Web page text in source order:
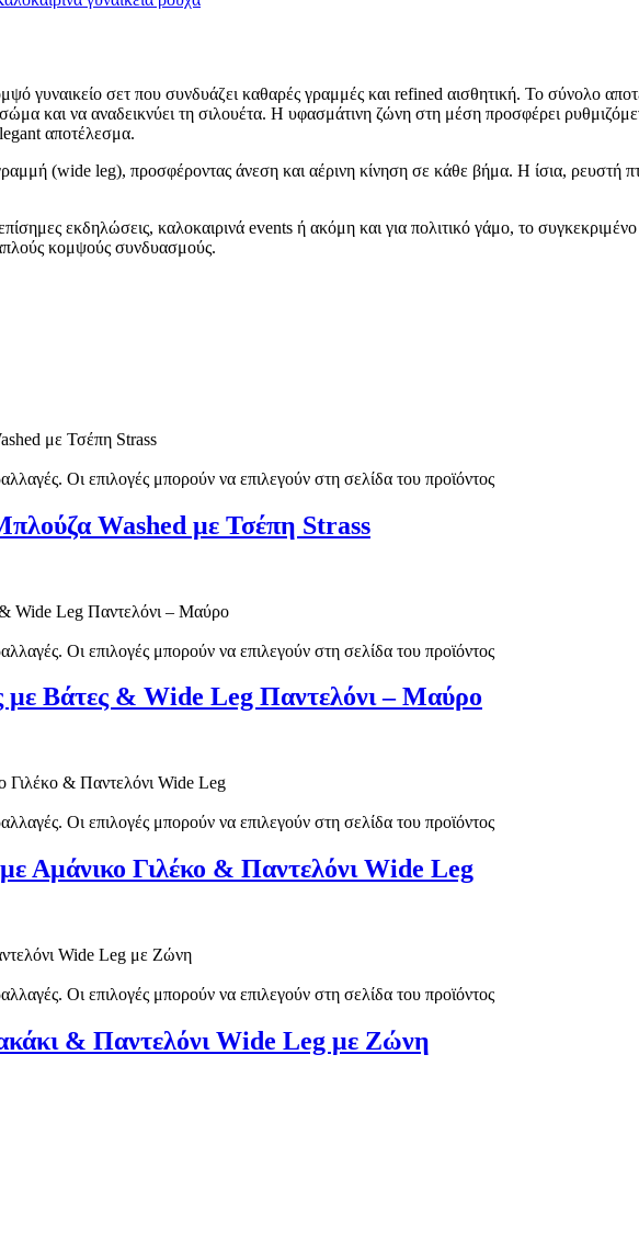
γυναικείο σετ που συνδυάζει καθαρές γραμμές και refined αισθητική. Το σύνολο
σώμα και να αναδεικνύει τη σιλουέτα. Η υφασμάτινη ζώνη στη μέση προσφέρει
αποτέλεσμα.
(wide leg), προσφέροντας άνεση και αέρινη κίνηση σε κάθε βήμα. Η ίσια, ρευστή
εκδηλώσεις, καλοκαιρινά events ή ακόμη και για πολιτικό γάμο, το
κομψούς συνδυασμούς.
Οι επιλογές μπορούν να επιλεγούν στη σελίδα του προϊόντος
Washed με Τσέπη Strass
Οι επιλογές μπορούν να επιλεγούν στη σελίδα του προϊόντος
με Βάτες & Wide Leg Παντελόνι – Μαύρο
Οι επιλογές μπορούν να επιλεγούν στη σελίδα του προϊόντος
Αμάνικο Γιλέκο & Παντελόνι Wide Leg
Οι επιλογές μπορούν να επιλεγούν στη σελίδα του προϊόντος
& Παντελόνι Wide Leg με Ζώνη